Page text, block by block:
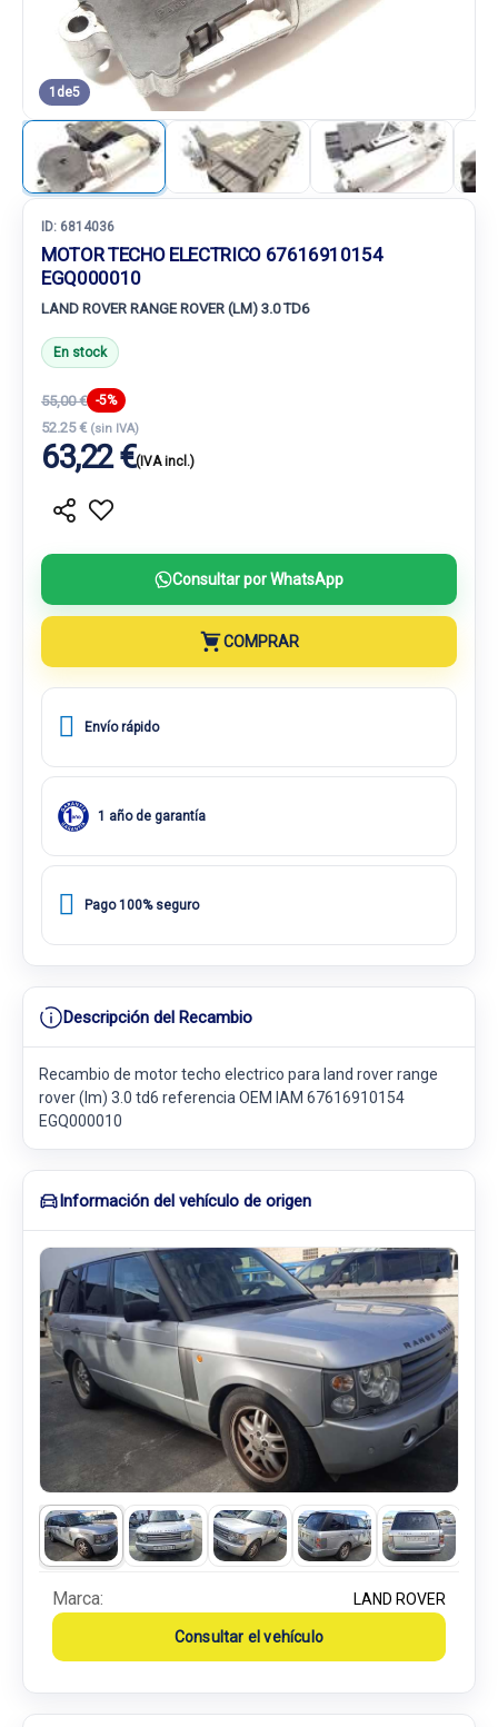
1 de5
ID: 6814036
MOTOR TECHO ELECTRICO 67616910154
EGQ000010
LAND ROVER RANGE ROVER (LM) 3.0 TD6
En stock
55,00 € -5%
52.25 € (sin IVA)
63,22 €(IVA incl.)
Consultar por WhatsApp
COMPRAR
Envío rápido
1 año de garantía
Pago 100% seguro
Descripción del Recambio
Recambio de motor techo electrico para land rover range
rover (lm) 3.0 td6 referencia OEM IAM 67616910154
EGQ000010
Información del vehículo de origen
Marca: LAND ROVER
Consultar el vehículo